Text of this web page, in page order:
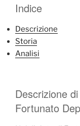
Indice
Descrizione
Storia
Analisi
Descrizione
Fortunato